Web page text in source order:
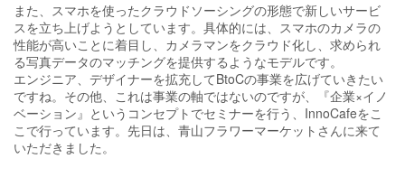
また、スマホを使ったクラウドソーシングの形態で新しいサービ
スを立ち上げようとしています。具体的には、スマホのカメラの
性能が高いことに着目し、カメラマンをクラウド化し、求められ
る写真データのマッチングを提供するようなモデルです。
エンジニア、デザイナーを拡充してBtoCの事業を広げていきたい
ですね。その他、これは事業の軸ではないのですが、『企業×イノ
ベーション』というコンセプトでセミナーを行う、InnoCafeをこ
こで行っています。先日は、青山フラワーマーケットさんに来て
いただきました。